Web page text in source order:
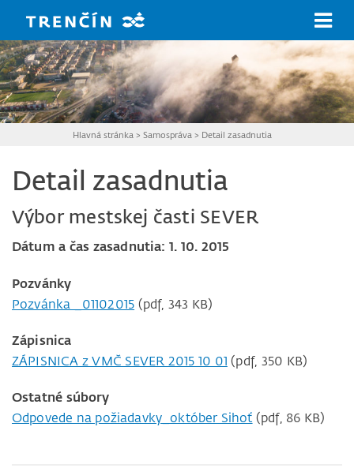
Hlavná stránka >Samospráva > Detail zasadnutia
Detail zasadnutia
Výbor mestskej časti SEVER
Dátum a čas zasadnutia: 1. 10. 2015
Pozvánky
Pozvánka _01102015 (pdf, 343 KB)
Zápisnica
ZÁPISNICA z VMČ SEVER 2015 10 01 (pdf, 350 KB)
Ostatné súbory
Odpovede na požiadavky_október Sihoť (pdf, 86 KB)